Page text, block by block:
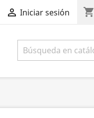
 Iniciar sesión shopping_cart